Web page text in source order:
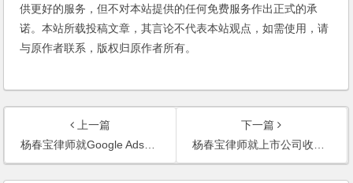
供更好的服务，但不对本站提供的任何免费服务作出正式的承
诺。本站所载投稿文章，其言论不代表本站观点，如需使用，请
与原作者联系，版权归原作者所有。
上一篇
杨春宝律师就Google Adsense欺诈广告接受IT时报记者采访
下一篇
杨春宝律师就上市公司收购接受《21世纪经济报道》记者采访